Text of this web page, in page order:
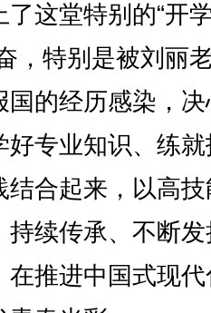
这堂特别的“开
，特别是被刘丽
国的经历感染，
好专业知识、练
结合起来，以高
持续传承、不断
在推进中国式现